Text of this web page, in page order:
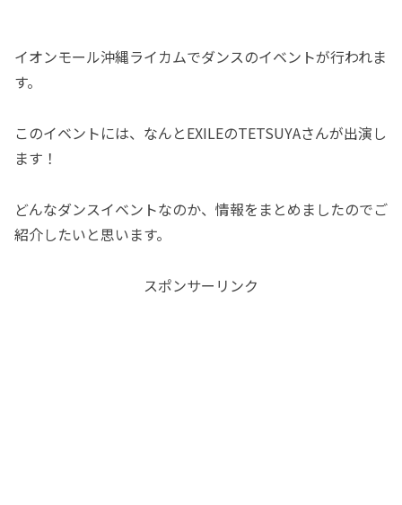
イオンモール沖縄ライカムでダンスのイベントが行われま
す。
このイベントには、なんとEXILEのTETSUYAさんが出演し
ます！
どんなダンスイベントなのか、情報をまとめましたのでご
紹介したいと思います。
スポンサーリンク